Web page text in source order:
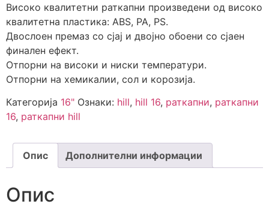
Високо квалитетни раткапни произведени од високо
квалитетна пластика: ABS, PA, PS.
Двослоен премаз со сјај и двојно обоени со сјаен
финален ефект.
Отпорни на високи и ниски температури.
Отпорни на хемикалии, сол и корозија.
Категорија 16" Ознаки: hill, hill 16, раткапни, раткапни
16, раткапни hill
Опис Дополнителни информации
Опис